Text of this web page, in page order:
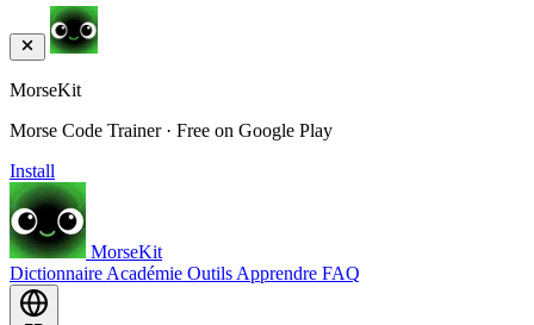
MorseKit
Morse Code Trainer · Free on Google Play
Install
MorseKit
Dictionnaire Académie Outils Apprendre FAQ